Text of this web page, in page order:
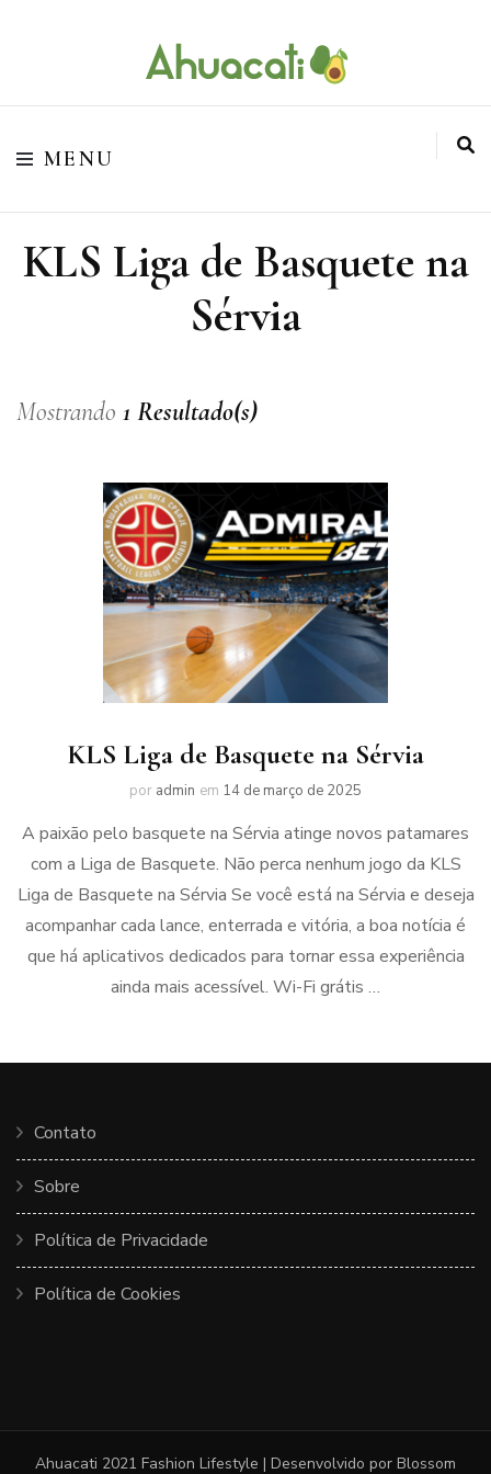
Ahuacati
O melhor da Internet em um só lugar
MENU
KLS Liga de Basquete na
Sérvia
Mostrando 1 Resultado(s)
KLS Liga de Basquete na Sérvia
por admin em 14 de março de 2025
A paixão pelo basquete na Sérvia atinge novos patamares
com a Liga de Basquete. Não perca nenhum jogo da KLS
Liga de Basquete na Sérvia Se você está na Sérvia e deseja
acompanhar cada lance, enterrada e vitória, a boa notícia é
que há aplicativos dedicados para tornar essa experiência
ainda mais acessível. Wi-Fi grátis …
Contato
Sobre
Política de Privacidade
Política de Cookies
Ahuacati 2021 Fashion Lifestyle | Desenvolvido por Blossom